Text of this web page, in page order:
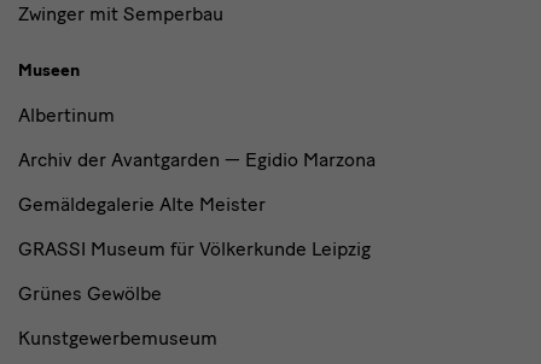
Zwinger mit Semperbau
Museen
Albertinum
Archiv der Avantgarden — Egidio Marzona
Gemäldegalerie Alte Meister
GRASSI Museum für Völkerkunde Leipzig
Grünes Gewölbe
Kunstgewerbemuseum